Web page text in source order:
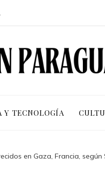
Y TECNOLOGÍA
en Gaza, Francia, según